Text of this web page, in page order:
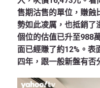
售期沽售的單位，賺蝕
勢如此凌厲，也抵銷了
個位的估值已升至988
面已經賺了約12%。表
四年，跟一般新盤有否